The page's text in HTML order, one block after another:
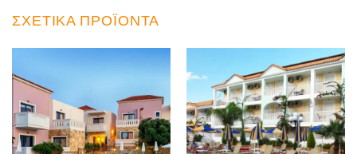
ΣΧΕΤΙΚΆ ΠΡΟΪΌΝΤΑ